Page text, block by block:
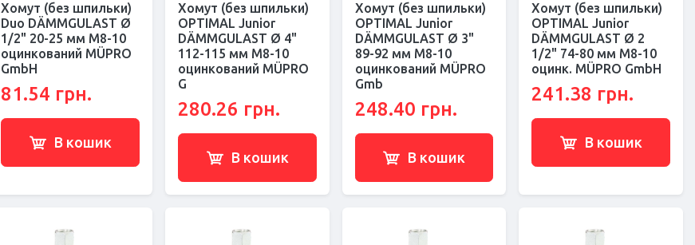
Хомут (без шпильки)
Duo DÄMMGULAST Ø
1/2" 20-25 мм M8-10
оцинкований MÜPRO
GmbH
81.54 грн.
В кошик
Хомут (без шпильки)
OPTIMAL Junior
DÄMMGULAST Ø 4"
112-115 мм M8-10
оцинкований MÜPRO
G
280.26 грн.
В кошик
Хомут (без шпильки)
OPTIMAL Junior
DÄMMGULAST Ø 3"
89-92 мм M8-10
оцинкований MÜPRO
Gmb
248.40 грн.
В кошик
Хомут (без шпильки)
OPTIMAL Junior
DÄMMGULAST Ø 2
1/2" 74-80 мм M8-10
оцинк. MÜPRO GmbH
241.38 грн.
В кошик